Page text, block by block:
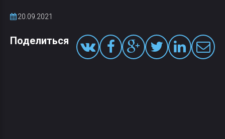
20.09.2021
Поделиться